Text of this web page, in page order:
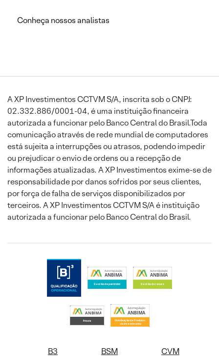
Conheça nossos analistas
A XP Investimentos CCTVM S/A, inscrita sob o CNPJ:
02.332.886/0001-04, é uma instituição financeira
autorizada a funcionar pelo Banco Central do Brasil.Toda
comunicação através de rede mundial de computadores
está sujeita a interrupções ou atrasos, podendo impedir
ou prejudicar o envio de ordens ou a recepção de
informações atualizadas. A XP Investimentos exime-se de
responsabilidade por danos sofridos por seus clientes,
por força de falha de serviços disponibilizados por
terceiros. A XP Investimentos CCTVM S/A é instituição
autorizada a funcionar pelo Banco Central do Brasil.
B3 BSM CVM